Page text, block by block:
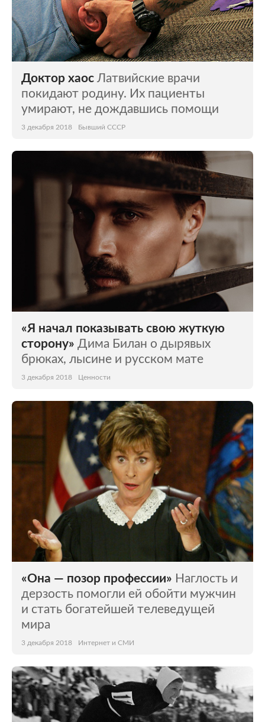
Доктор хаос Латвийские врачи
покидают родину. Их пациенты
умирают, не дождавшись помощи
3 декабря 2018 Бывший СССР
«Я начал показывать свою жуткую
сторону» Дима Билан о дырявых
брюках, лысине и русском мате
3 декабря 2018 Ценности
«Она — позор профессии» Наглость и
дерзость помогли ей обойти мужчин
и стать богатейшей телеведущей
мира
3 декабря 2018 Интернет и СМИ